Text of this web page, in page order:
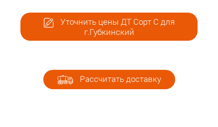
Уточнить цены ДТ Сорт С для
г.Губкинский
Рассчитать доставку